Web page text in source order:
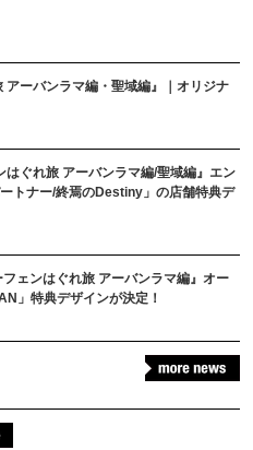
ーバンラマ編・聖域編』｜オリジナ
ぐれ旅 アーバンラマ編/聖域編』エン
トナー/終焉のDestiny」の店舗特典デ
ェンはぐれ旅 アーバンラマ編』オー
」特典デザインが決定！